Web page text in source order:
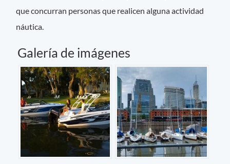
que concurran personas que realicen alguna actividad
náutica.
Galería de imágenes